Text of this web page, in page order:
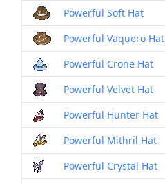
Powerful Soft Hat
Powerful Vaquero Hat
Powerful Crone Hat
Powerful Velvet Hat
Powerful Hunter Hat
Powerful Mithril Hat
Powerful Crystal Hat